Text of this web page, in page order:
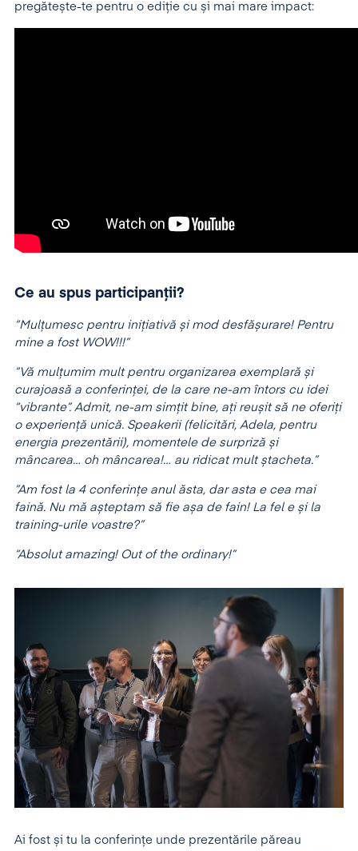
pregătește-te pentru o ediție cu și mai mare impact:
Ce au spus participanții?
“Mulțumesc pentru inițiativă și mod desfășurare! Pentru
mine a fost WOW!!!”
”Vă mulțumim mult pentru organizarea exemplară și
curajoasă a conferinței, de la care ne-am întors cu idei
“vibrante”. Admit, ne-am simțit bine, ați reușit să ne oferiți
o experiență unică. Speakerii (felicitări, Adela, pentru
energia prezentării), momentele de surpriză și
mâncarea… oh mâncarea!… au ridicat mult ștacheta.”
”Am fost la 4 conferințe anul ăsta, dar asta e cea mai
faină. Nu mă așteptam să fie așa de fain! La fel e și la
training-urile voastre?”
“Absolut amazing! Out of the ordinary!”
Ai fost și tu la conferințe unde prezentările păreau